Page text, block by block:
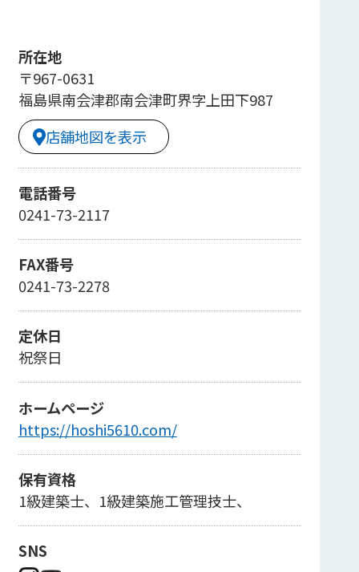
所在地
〒967-0631
福島県南会津郡南会津町界字上田下987
店舗地図を表示
電話番号
0241-73-2117
FAX番号
0241-73-2278
定休日
祝祭日
ホームページ
https://hoshi5610.com/
保有資格
1級建築士、1級建築施工管理技士、
SNS